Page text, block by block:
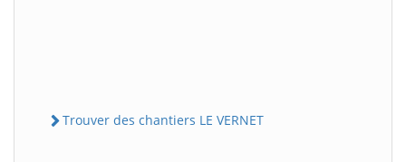
Trouver des chantiers LE VERNET